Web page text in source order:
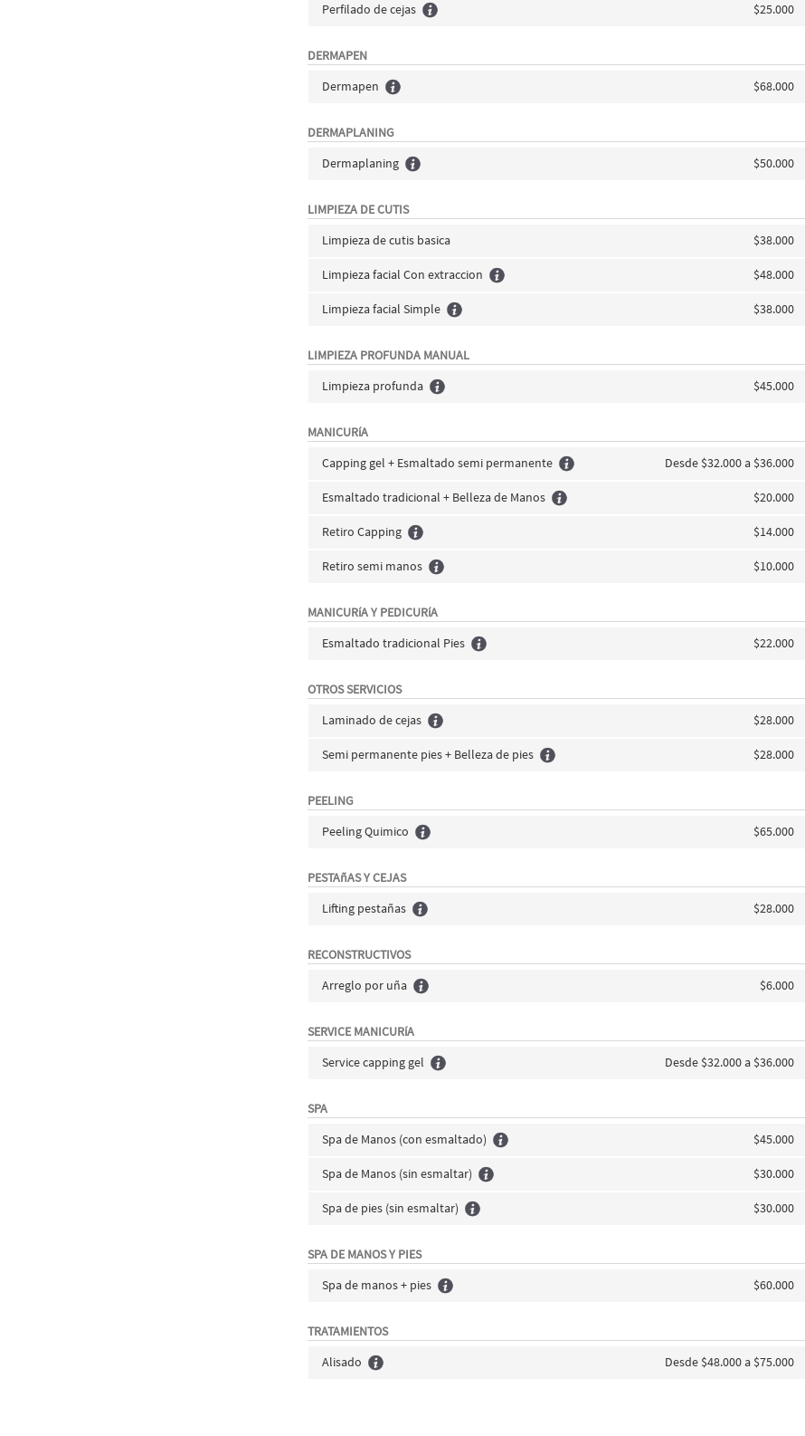
Perfilado de cejas
$25.000
DERMAPEN
Dermapen
$68.000
DERMAPLANING
Dermaplaning
$50.000
LIMPIEZA DE CUTIS
Limpieza de cutis basica
$38.000
Limpieza facial Con extraccion $48.000
Limpieza facial Simple $38.000
LIMPIEZA PROFUNDA MANUAL
Limpieza profunda
$45.000
MANICURíA
Capping gel + Esmaltado semi permanente
Desde $32.000 a $36.000
Esmaltado tradicional + Belleza de Manos $20.000
Retiro Capping $14.000
Retiro semi manos $10.000
MANICURíA Y PEDICURíA
Esmaltado tradicional Pies
$22.000
OTROS SERVICIOS
Laminado de cejas
$28.000
Semi permanente pies + Belleza de pies $28.000
PEELING
Peeling Quimico
$65.000
PESTAñAS Y CEJAS
Lifting pestañas
$28.000
RECONSTRUCTIVOS
Arreglo por uña
$6.000
SERVICE MANICURíA
Service capping gel
Desde $32.000 a $36.000
SPA
Spa de Manos (con esmaltado)
$45.000
Spa de Manos (sin esmaltar) $30.000
Spa de pies (sin esmaltar) $30.000
SPA DE MANOS Y PIES
Spa de manos + pies
$60.000
TRATAMIENTOS
Alisado
Desde $48.000 a $75.000